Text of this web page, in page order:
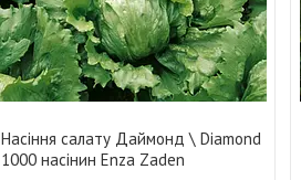
Насіння салату Даймонд \ Diamond
1000 насінин Enza Zaden